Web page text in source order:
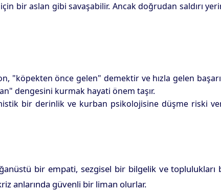
bir aslan gibi savaşabilir. Ancak doğrudan saldırı
"köpekten önce gelen" demektir ve hızla gelen
dengesini kurmak hayati önem taşır.
bir derinlik ve kurban psikolojisine düşme riski
bir empati, sezgisel bir bilgelik ve toplulukları
anlarında güvenli bir liman olurlar.